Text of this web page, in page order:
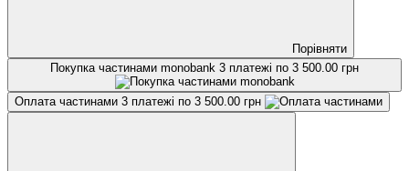
Порівняти
Покупка частинами monobank 3 платежі по 3 500.00 грн
Оплата частинами 3 платежі по 3 500.00 грн